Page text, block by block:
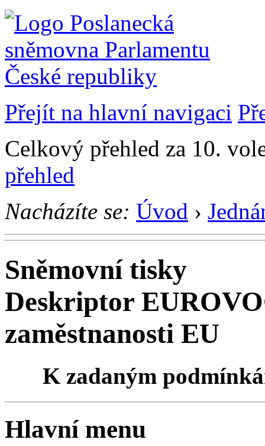
Přejít na hlavní navigaci
Celkový přehled za 10.
přehled
Nacházíte se: Úvod ›
Sněmovní tisky
Deskriptor
zaměstnanosti EU
K zadaným
Hlavní menu